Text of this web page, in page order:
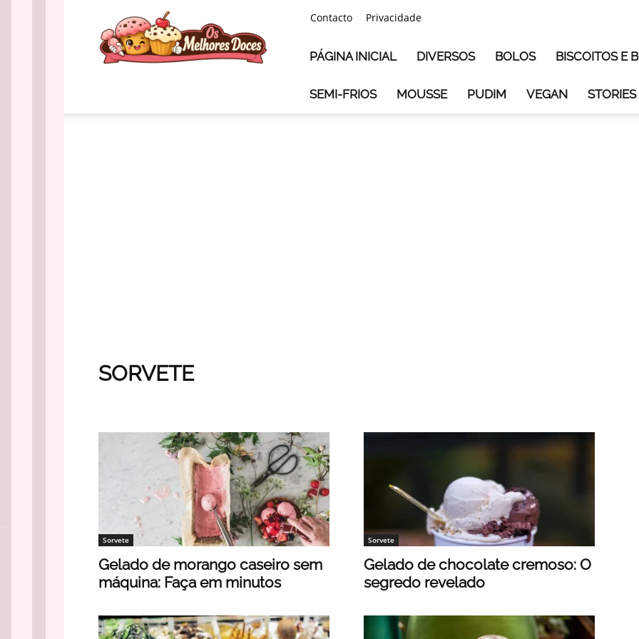
Melhores
Doces
Contacto Privacidade
PÁGINA INICIAL DIVERSOS BOLOS BISCOITOS E
SEMI-FRIOS MOUSSE PUDIM VEGAN STORIES
SORVETE
Sorvete
Gelado de morango caseiro sem
máquina: Faça em minutos
Sorvete
Gelado de chocolate cremoso: O
segredo revelado